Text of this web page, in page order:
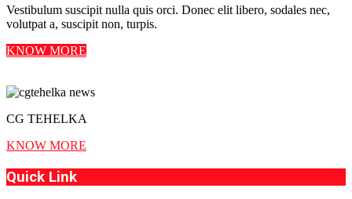
Vestibulum suscipit nulla quis orci. Donec elit libero, sodales nec,
volutpat a, suscipit non, turpis.
KNOW MORE
CG TEHELKA
KNOW MORE
Quick Link